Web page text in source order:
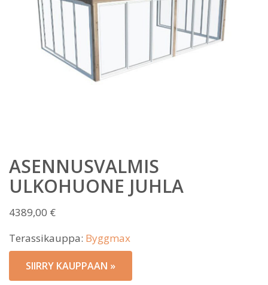
ASENNUSVALMIS
ULKOHUONE JUHLA
4389,00 €
Terassikauppa: Byggmax
SIIRRY KAUPPAAN »